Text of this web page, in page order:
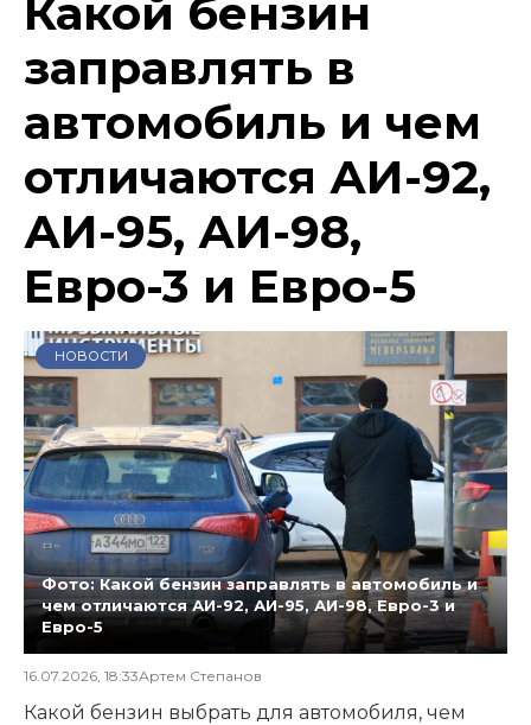
Какой бензин
заправлять в
автомобиль и чем
отличаются АИ-92,
АИ-95, АИ-98,
Евро-3 и Евро-5
НОВОСТИ
Фото: Какой бензин заправлять в автомобиль и
чем отличаются АИ-92, АИ-95, АИ-98, Евро-3 и
Евро-5
16.07.2026, 18:33Артем Степанов
Какой бензин выбрать для автомобиля, чем